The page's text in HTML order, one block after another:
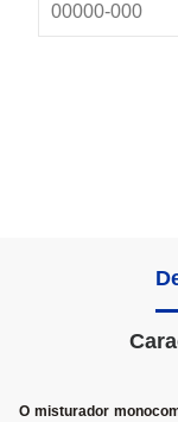
O misturador